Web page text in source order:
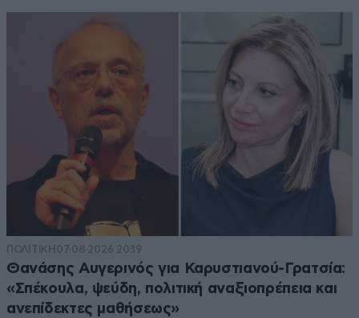
ΠΟΛΙΤΙΚΗ 07·08·2026 20:19
Θανάσης Αυγερινός για Καρυστιανού-Γρατσία:
«Σπέκουλα, ψεύδη, πολιτική αναξιοπρέπεια και
ανεπίδεκτες μαθήσεως»